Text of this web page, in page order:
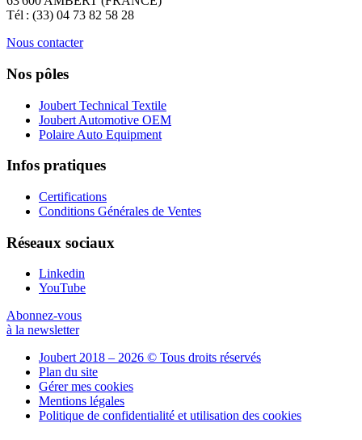
Tél : (33) 04 73 82 58 28
Nous contacter
Nos pôles
Joubert Technical Textile
Joubert Automotive OEM
Polaire Auto Equipment
Infos pratiques
Certifications
Conditions Générales de Ventes
Réseaux sociaux
Linkedin
YouTube
Abonnez-vous
à la newsletter
Joubert 2018 – 2026 © Tous droits réservés
Plan du site
Gérer mes cookies
Mentions légales
Politique de confidentialité et utilisation des cookies